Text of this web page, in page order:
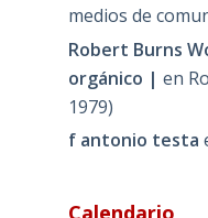
medios de
Robert Burns
orgánico | en
1979)
f antonio testa